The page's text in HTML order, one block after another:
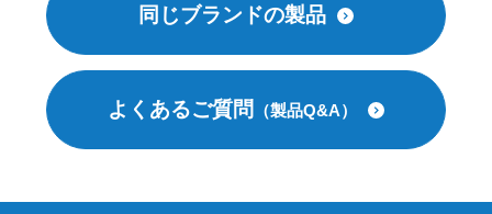
同じブランドの製品
よくあるご質問 （製品Q&A）